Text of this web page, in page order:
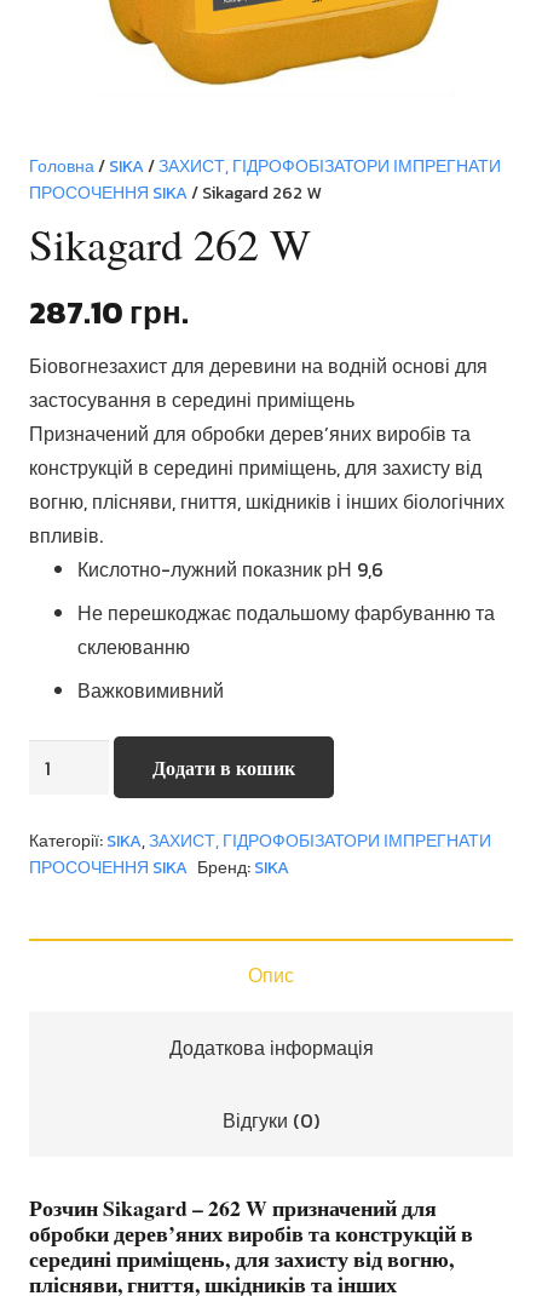
Головна/SIKA/ЗАХИСТ, ГІДРОФОБІЗАТОРИ ІМПРЕГНАТИ
ПРОСОЧЕННЯ SIKA/ Sikagard 262 W
Sikagard 262 W
287.10грн.
Біовогнезахист для деревини на водній основі для
застосування в середині приміщень
Призначений для обробки дерев’яних виробів та
конструкцій в середині приміщень, для захисту від
вогню, плісняви, гниття, шкідників і інших біологічних
впливів.
Кислотно-лужний показник рН 9,6
Не перешкоджає подальшому фарбуванню та
склеюванню
Важковимивний
Sikagard
кількість
Додати в кошик
Категорії:SIKA,ЗАХИСТ, ГІДРОФОБІЗАТОРИ ІМПРЕГНАТИ
ПРОСОЧЕННЯ SIKA Бренд:SIKA
Опис
Додаткова інформація
Відгуки (0)
Розчин Sikagard – 262 W призначений для
обробки дерев’яних виробів та конструкцій в
середині приміщень, для захисту від вогню,
плісняви, гниття, шкідників та інших